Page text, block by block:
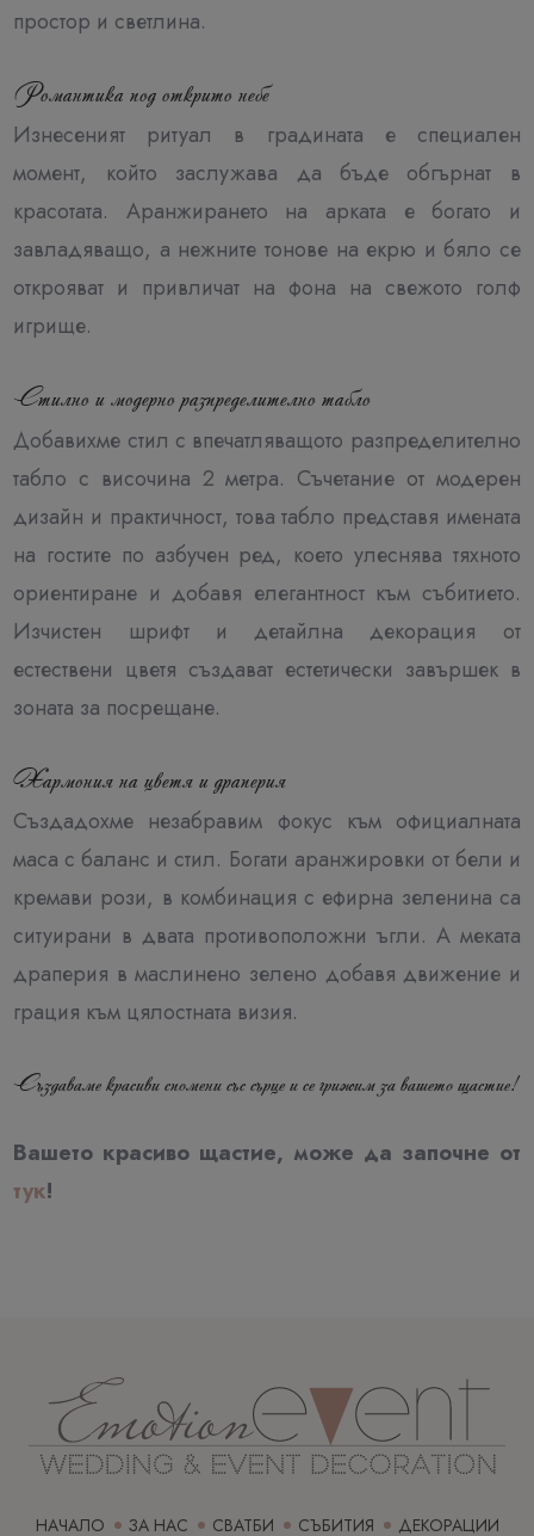
простор и светлина.
Романтика под открито небе
Изнесеният ритуал в градината е специален
момент, който заслужава да бъде обгърнат в
красотата. Аранжирането на арката е богато и
завладяващо, а нежните тонове на екрю и бяло се
открояват и привличат на фона на свежото голф
игрище.
Стилно и модерно разпределително табло
Добавихме стил с впечатляващото разпределително
табло с височина 2 метра. Съчетание от модерен
дизайн и практичност, това табло представя имената
на гостите по азбучен ред, което улеснява тяхното
ориентиране и добавя елегантност към събитието.
Изчистен шрифт и детайлна декорация от
естествени цветя създават естетически завършек в
зоната за посрещане.
Хармония на цветя и драперия
Създадохме незабравим фокус към официалната
маса с баланс и стил. Богати аранжировки от бели и
кремави рози, в комбинация с ефирна зеленина са
ситуирани в двата противоположни ъгли. А меката
драперия в маслинено зелено добавя движение и
грация към цялостната визия.
Създаваме красиви спомени със сърце и се грижим за вашето щастие!
Вашето красиво щастие, може да започне от
тук!
НАЧАЛО ЗА НАС СВАТБИ СЪБИТИЯ ДЕКОРАЦИИ